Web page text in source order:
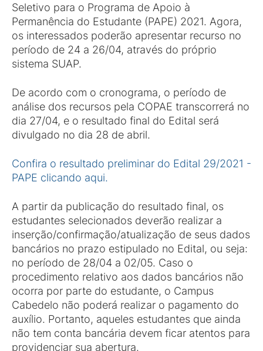
Seletivo para o Programa de Apoio à
Permanência do Estudante (PAPE) 2021. Agora,
os interessados poderão apresentar recurso no
período de 24 a 26/04, através do próprio
sistema SUAP.
De acordo com o cronograma, o período de
análise dos recursos pela COPAE transcorrerá no
dia 27/04, e o resultado final do Edital será
divulgado no dia 28 de abril.
Confira o resultado preliminar do Edital 29/2021 -
PAPE clicando aqui.
A partir da publicação do resultado final, os
estudantes selecionados deverão realizar a
inserção/confirmação/atualização de seus dados
bancários no prazo estipulado no Edital, ou seja:
no período de 28/04 a 02/05. Caso o
procedimento relativo aos dados bancários não
ocorra por parte do estudante, o Campus
Cabedelo não poderá realizar o pagamento do
auxílio. Portanto, aqueles estudantes que ainda
não tem conta bancária devem ficar atentos para
providenciar sua abertura.